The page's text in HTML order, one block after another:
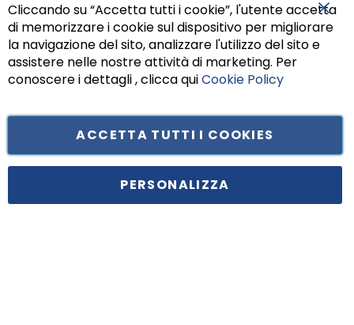
Principe di Piemonte 199, cap. 80026 Casoria (NA) - C.F. 05834470634 -
Cliccando su “Accetta tutti i cookie”, l'utente accetta
di memorizzare i cookie sul dispositivo per migliorare
la navigazione del sito, analizzare l'utilizzo del sito e
assistere nelle nostre attività di marketing. Per
conoscere i dettagli , clicca quiCookie Policy
ACCETTA TUTTI I COOKIES
PERSONALIZZA